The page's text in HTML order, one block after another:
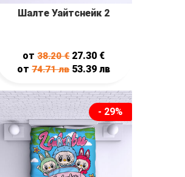
Шалте Уайтснейк 2
от38.20€ 27.30 €
от74.71лв 53.39лв
- 29%